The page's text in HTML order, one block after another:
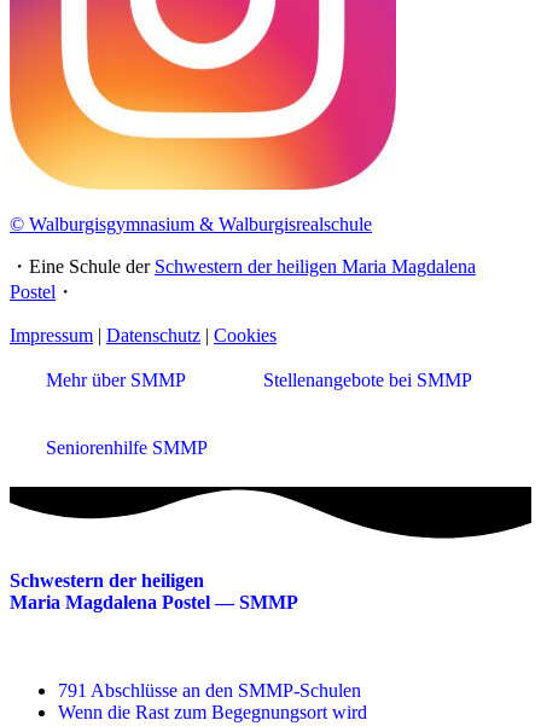
© Walburgisgymnasium & Walburgisrealschule
・Eine Schule der Schwestern der heiligen Maria Magdalena
Postel ・
Impressum | Datenschutz | Cookies
Mehr über SMMP Stellenangebote bei SMMP
Seniorenhilfe SMMP
Schwestern der heiligen
Maria Magdalena Postel — SMMP
791 Abschlüsse an den SMMP-Schulen
Wenn die Rast zum Begegnungsort wird